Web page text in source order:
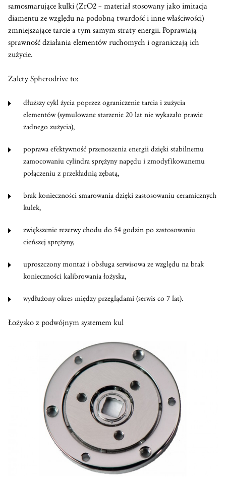
samosmarujące kulki (ZrO2 – materiał stosowany jako imitacja
diamentu ze względu na podobną twardość i inne właściwości)
zmniejszające tarcie a tym samym straty energii. Poprawiają
sprawność działania elementów ruchomych i ograniczają ich
zużycie.
Zalety Spherodrive to:
dłuższy cykl życia poprzez ograniczenie tarcia i zużycia
elementów (symulowane starzenie 20 lat nie wykazało prawie
żadnego zużycia),
poprawa efektywność przenoszenia energii dzięki stabilnemu
zamocowaniu cylindra sprężyny napędu i zmodyfikowanemu
połączeniu z przekładnią zębatą,
brak konieczności smarowania dzięki zastosowaniu ceramicznych
kulek,
zwiększenie rezerwy chodu do 54 godzin po zastosowaniu
cieńszej sprężyny,
uproszczony montaż i obsługa serwisowa ze względu na brak
konieczności kalibrowania łożyska,
wydłużony okres między przeglądami (serwis co 7 lat).
Łożysko z podwójnym systemem kul